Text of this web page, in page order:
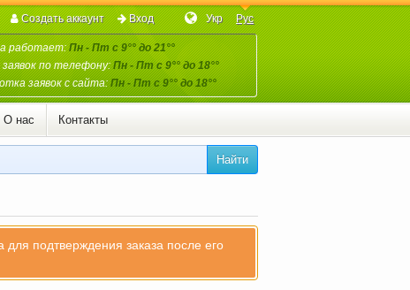
работает:Пн - Пт с 9°° до 21°°
по телефону:Пн - Пт с 9°° до 18°°
заявок с сайта:Пн - Пт с 9°° до 18°°
Укр Рус
Создать аккаунт Вход
О нас Контакты
Найти
подтверждения заказа после его